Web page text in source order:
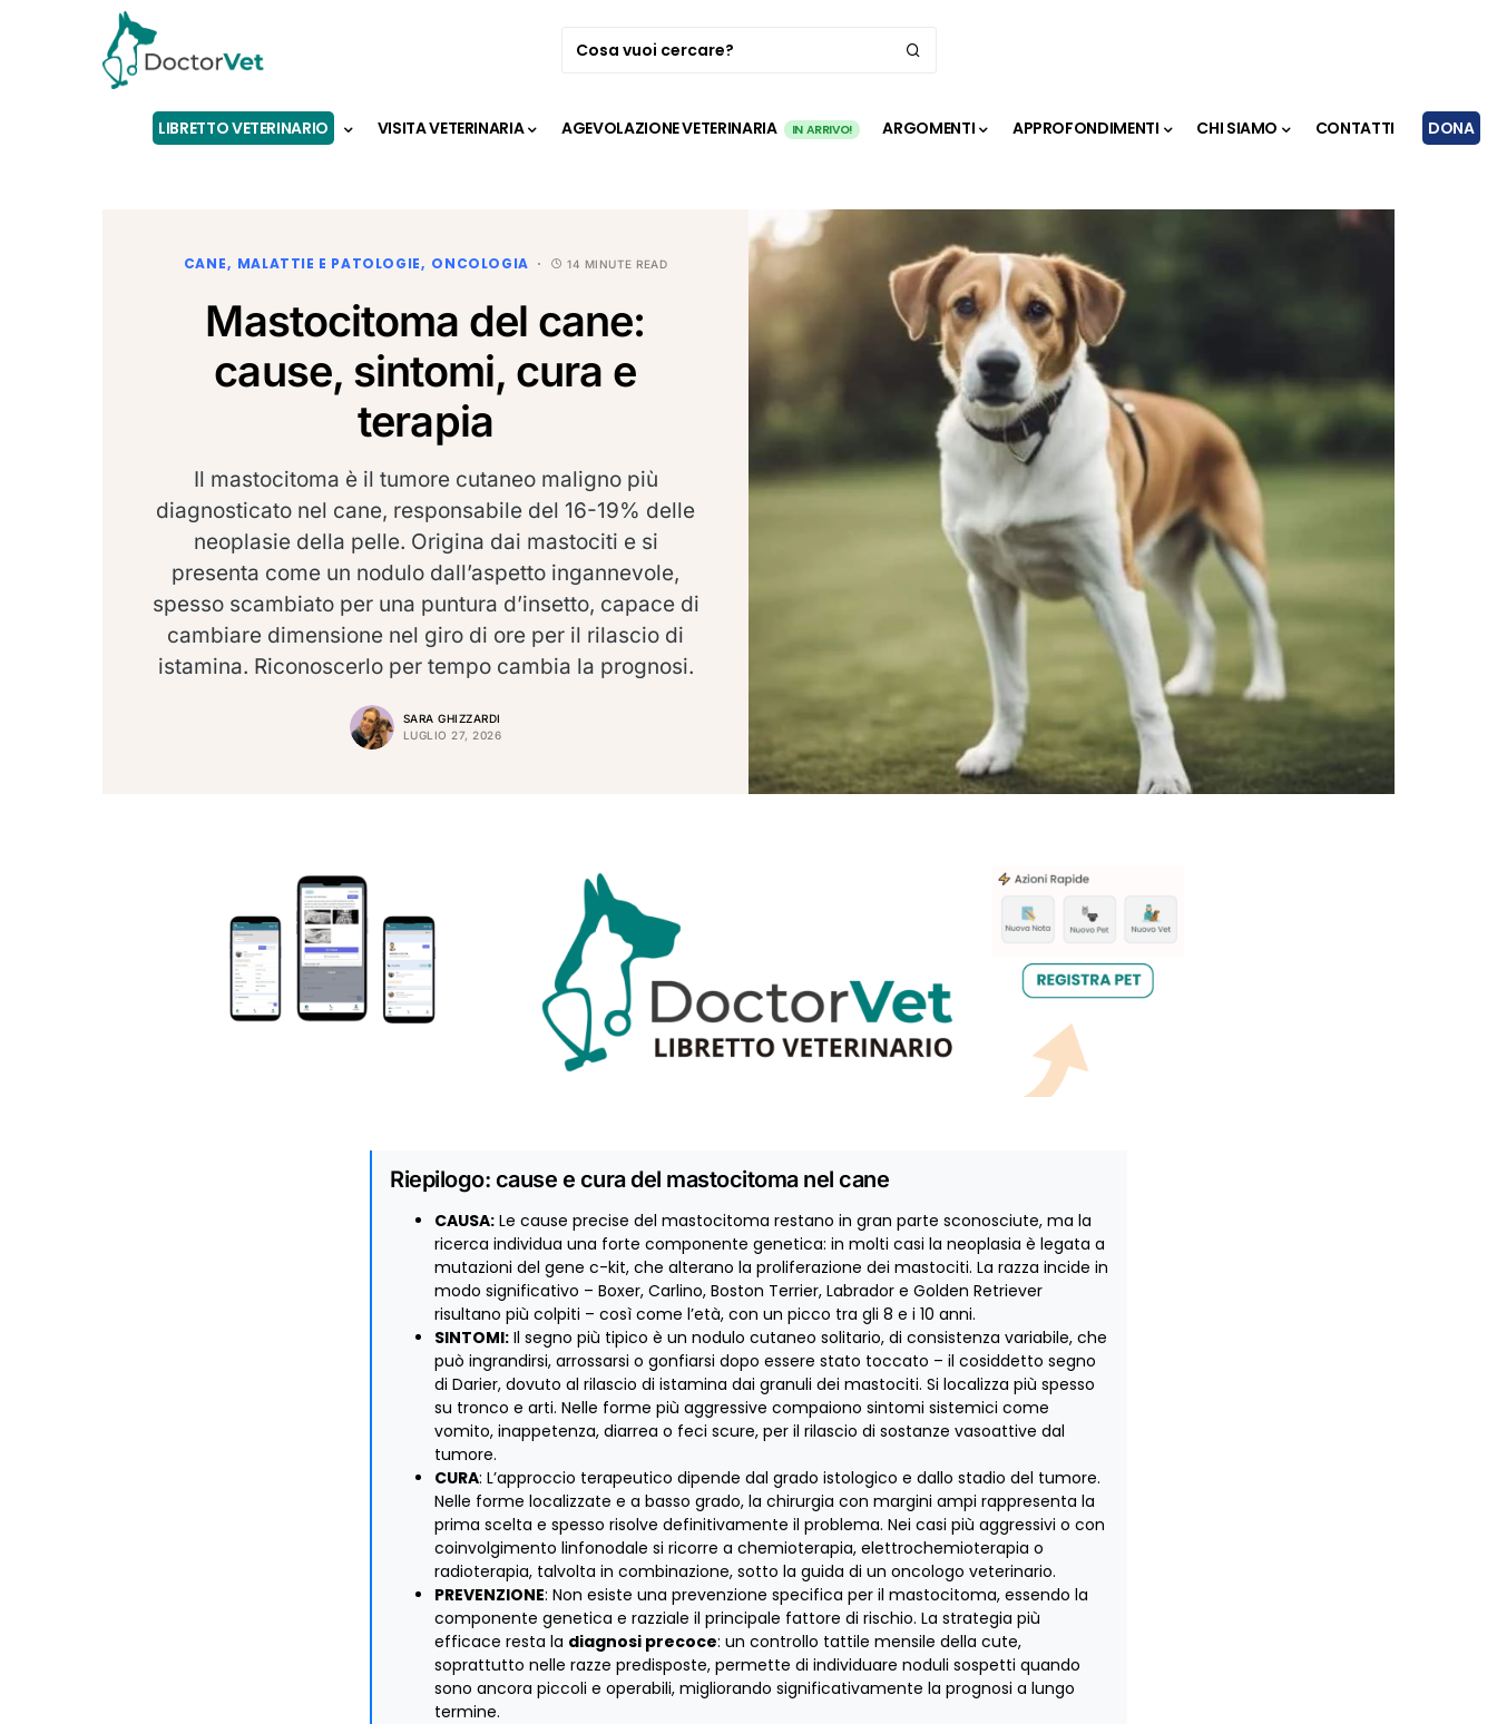
LIBRETTO VETERINARIO VISITA VETERINARIA AGEVOLAZIONE VETERINARIA IN ARRIVO! ARGOMENTI APPROFONDIMENTI CHI SIAMO CONTATTI DONA
CANE MALATTIE E PATOLOGIE ONCOLOGIA 14 MINUTE READ
Mastocitoma del cane:
cause, sintomi, cura e
terapia
Il mastocitoma è il tumore cutaneo maligno più
diagnosticato nel cane, responsabile del 16-19% delle
neoplasie della pelle. Origina dai mastociti e si
presenta come un nodulo dall’aspetto ingannevole,
spesso scambiato per una puntura d’insetto, capace di
cambiare dimensione nel giro di ore per il rilascio di
istamina. Riconoscerlo per tempo cambia la prognosi.
SARA GHIZZARDI
LUGLIO 27, 2026
Riepilogo: cause e cura del mastocitoma nel cane
CAUSA: Le cause precise del mastocitoma restano in gran parte sconosciute, ma la
ricerca individua una forte componente genetica: in molti casi la neoplasia è legata a
mutazioni del gene c-kit, che alterano la proliferazione dei mastociti. La razza incide in
modo significativo – Boxer, Carlino, Boston Terrier, Labrador e Golden Retriever
risultano più colpiti – così come l’età, con un picco tra gli 8 e i 10 anni.
SINTOMI: Il segno più tipico è un nodulo cutaneo solitario, di consistenza variabile, che
può ingrandirsi, arrossarsi o gonfiarsi dopo essere stato toccato – il cosiddetto segno
di Darier, dovuto al rilascio di istamina dai granuli dei mastociti. Si localizza più spesso
su tronco e arti. Nelle forme più aggressive compaiono sintomi sistemici come
vomito, inappetenza, diarrea o feci scure, per il rilascio di sostanze vasoattive dal
tumore.
CURA: L’approccio terapeutico dipende dal grado istologico e dallo stadio del tumore.
Nelle forme localizzate e a basso grado, la chirurgia con margini ampi rappresenta la
prima scelta e spesso risolve definitivamente il problema. Nei casi più aggressivi o con
coinvolgimento linfonodale si ricorre a chemioterapia, elettrochemioterapia o
radioterapia, talvolta in combinazione, sotto la guida di un oncologo veterinario.
PREVENZIONE: Non esiste una prevenzione specifica per il mastocitoma, essendo la
componente genetica e razziale il principale fattore di rischio. La strategia più
efficace resta la diagnosi precoce: un controllo tattile mensile della cute,
soprattutto nelle razze predisposte, permette di individuare noduli sospetti quando
sono ancora piccoli e operabili, migliorando significativamente la prognosi a lungo
termine.